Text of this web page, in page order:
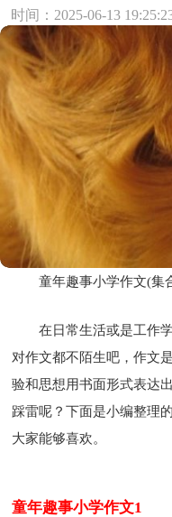
时间：2025-06-13
童年趣事小学作文(集
在日常生活或是工作
对作文都不陌生吧，作文
验和思想用书面形式表达
踩雷呢？下面是小编整理
大家能够喜欢。
童年趣事小学作文1